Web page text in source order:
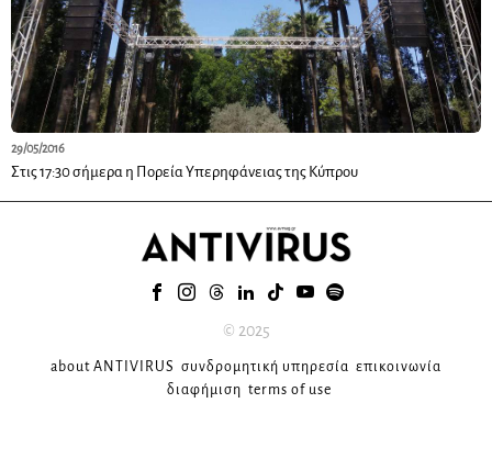
29/05/2016
Στις 17:30 σήμερα η Πορεία Υπερηφάνειας της Κύπρου
© 2025
about ANTIVIRUS συνδρομητική υπηρεσία επικοινωνία
διαφήμιση terms of use